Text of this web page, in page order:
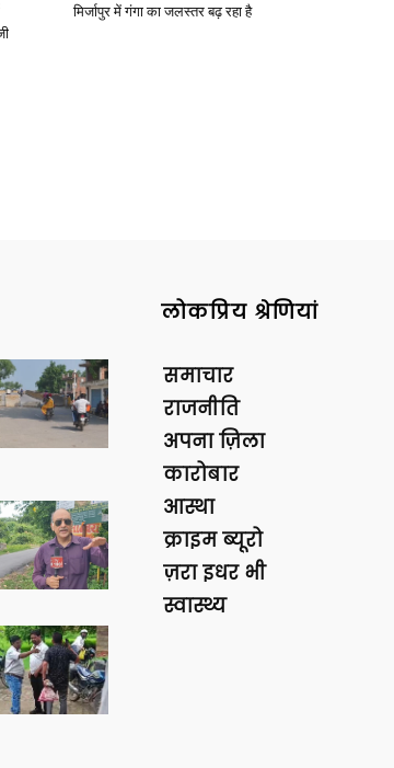
मिर्जापुर में गंगा का जलस्तर बढ़ रहा है
लोकप्रिय श्रेणियां
समाचार
राजनीति
अपना ज़िला
कारोबार
आस्था
क्राइम ब्यूरो
ज़रा इधर भी
स्वास्थ्य